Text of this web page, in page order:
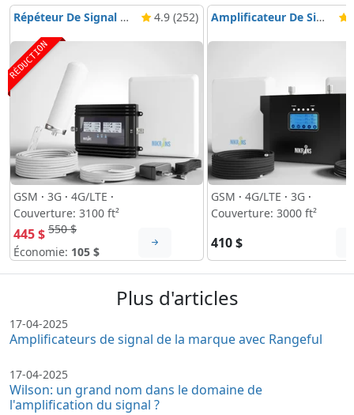
Répéteur De Signal Nikrans BD-3000 5G & 4G 4.9 (252)
RÉDUCTION
GSM · 3G · 4G/LTE ·
Couverture: 3100 ft²
445 $ 550 $
Économie: 105 $
Amplificateur De Signal Mobile Nikrans NS-3000-Voice, 3G & 4G
GSM · 4G/LTE · 3G ·
Couverture: 3000 ft²
410 $
Plus d'articles
17-04-2025
Amplificateurs de signal de la marque avec Rangeful
17-04-2025
Wilson: un grand nom dans le domaine de
l'amplification du signal ?